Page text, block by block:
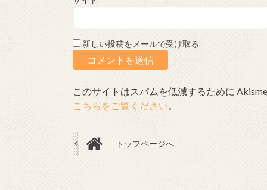
新しい投稿をメールで受け取る
このサイトはスパムを低減するために
こちらをご覧ください
トップページへ